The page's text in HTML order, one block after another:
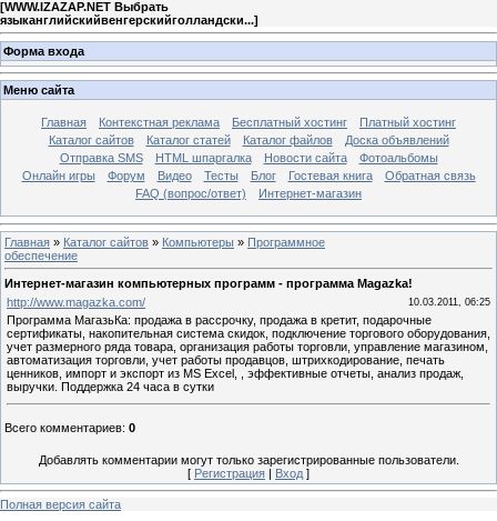
[WWW.IZAZAP.NET Выбрать
языканглийскийвенгерскийголландски...]
Форма входа
Меню сайта
Главная Контекстная реклама Бесплатный хостинг
Платный хостинг
Каталог сайтов
Каталог статей Каталог файлов
Доска объявлений
Отправка SMS
HTML шпаргалка Новости сайта
Фотоальбомы
Онлайн игры
Форум Видео Тесты Блог Гостевая книга
Обратная связь
FAQ (вопрос/ответ)
Интернет-магазин
Главная » Каталог сайтов » Компьютеры » Программное
обеспечение
Интернет-магазин компьютерных программ - программа Magazka!
http://www.magazka.com/
10.03.2011, 06:25
Программа МагазьКа: продажа в рассрочку, продажа в кретит, подарочные
сертификаты, накопительная система скидок, подключение торгового оборудования,
учет размерного ряда товара, организация работы торговли, управление магазином,
автоматизация торговли, учет работы продавцов, штрихкодирование, печать
ценников, импорт и экспорт из MS Excel, , эффективные отчеты, анализ продаж,
выручки. Поддержка 24 часа в сутки
Всего комментариев: 0
Добавлять комментарии могут только зарегистрированные пользователи.
[ Регистрация | Вход ]
Полная версия сайта